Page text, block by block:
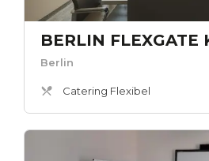
Berlin
Catering Flexibel